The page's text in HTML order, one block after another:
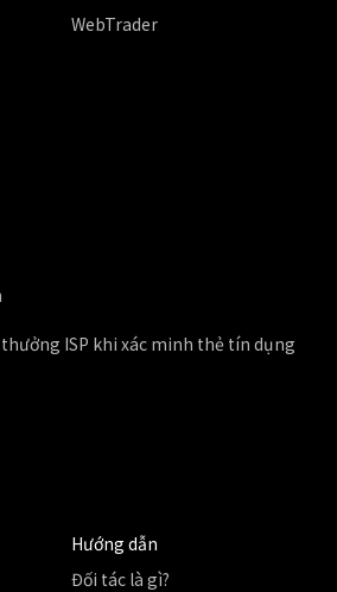
WebTrader
ISP khi xác minh thẻ tín dụng
Hướng dẫn
Đối tác là gì?